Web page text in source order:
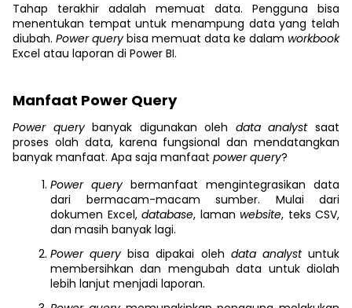
Tahap terakhir adalah memuat data. Pengguna bisa
menentukan tempat untuk menampung data yang telah
diubah. Power querybisa memuat data ke dalam workbook
Excel atau laporan di Power BI.
Manfaat Power Query
Power querybanyak digunakan oleh data analystsaat
proses olah data, karena fungsional dan mendatangkan
banyak manfaat. Apa saja manfaat power query?
Power query bermanfaat mengintegrasikan data
dari bermacam-macam sumber. Mulai dari
dokumen Excel, database, laman website, teks CSV,
dan masih banyak lagi.
Power querybisa dipakai oleh data analystuntuk
membersihkan dan mengubah data untuk diolah
lebih lanjut menjadi laporan.